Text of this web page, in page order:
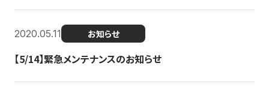
2020.05.11 お知らせ
【5/14】緊急メンテナンスのお知らせ